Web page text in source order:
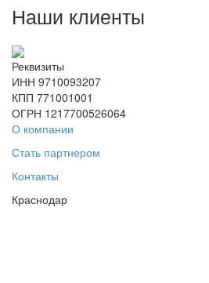
Наши клиенты
Реквизиты
ИНН 9710093207
КПП 771001001
ОГРН 1217700526064
О компании
Стать партнером
Контакты
Краснодар